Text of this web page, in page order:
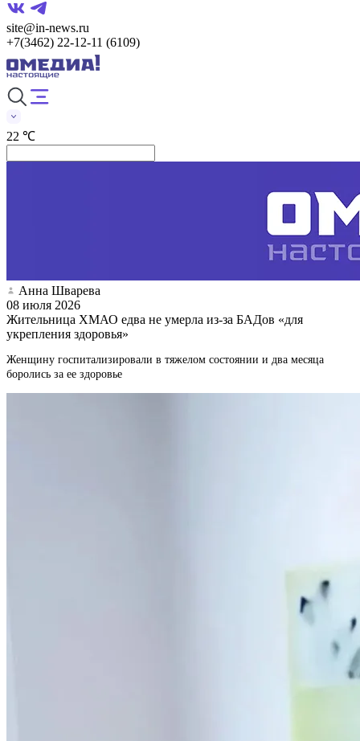
site@in-news.ru
+7(3462) 22-12-11 (6109)
22 ℃
Анна Шварева
08 июля 2026
Жительница ХМАО едва не умерла из-за БАДов «для
укрепления здоровья»
Женщину госпитализировали в тяжелом состоянии и два месяца
боролись за ее здоровье